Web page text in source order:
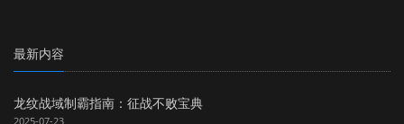
最新内容
龙纹战域制霸指南：征战不败宝典
2025-07-23